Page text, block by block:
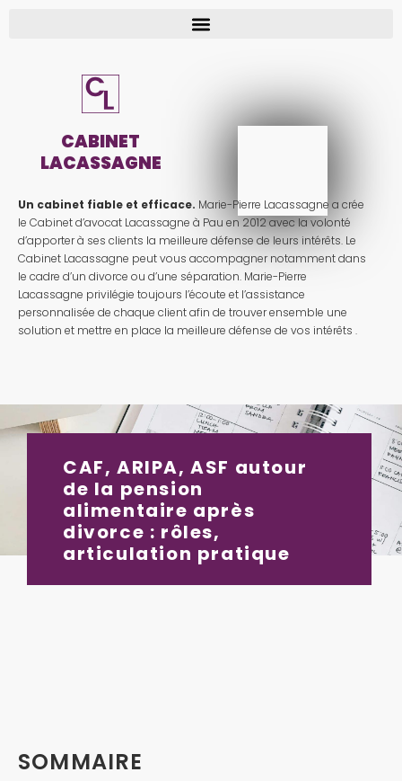
CABINET
LACASSAGNE
Un cabinet fiable et efficace. Marie-Pierre Lacassagne a crée
le Cabinet d’avocat Lacassagne à Pau en 2012 avec la volonté
d’apporter à ses clients la meilleure défense de leurs intérêts. Le
Cabinet Lacassagne peut vous accompagner notamment dans
le cadre d’un divorce ou d’une séparation. Marie-Pierre
Lacassagne privilégie toujours l’écoute et l’assistance
personnalisée de chaque client afin de trouver ensemble une
solution et mettre en place la meilleure défense de vos intérêts .
CAF, ARIPA, ASF autour
de la pension
alimentaire après
divorce : rôles,
articulation pratique
SOMMAIRE